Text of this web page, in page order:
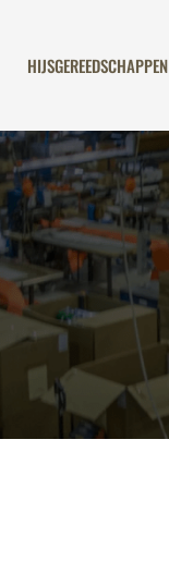
HIJSGEREEDSCHAPPEN